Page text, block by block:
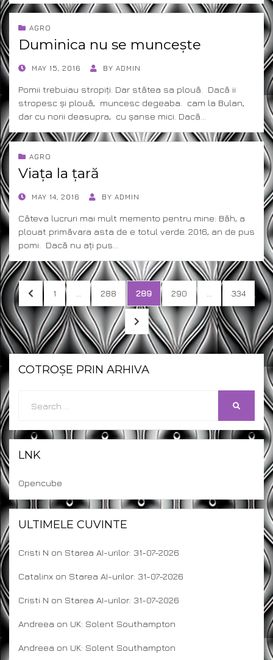
AGRO
Duminica nu se muncește
POSTEDMAY 15, 2016 BY ADMIN
Pomii trebuiau stropiți. Dar stătea sa plouă. Dacă ii
stropesc și plouă, muncesc degeaba. cam la Bulan,
dar cu norii deasupra, cu șanse mici. Dacă…
AGRO
Viața la țară
POSTEDMAY 14, 2016 BY ADMIN
Câteva lucruri mai mult memento pentru mine: Băh, a
plouat primăvara asta de e totul verde. 2016, an de pus
pomi. Dacă nu ați pus…
Posts
pagination
PREVIOUS
PAGE
PAGE
1 PAGE
288 PAGE
289 PAGE
290 PAGE
334
NEXT
PAGE
COTROȘE PRIN ARHIVA
SEARCH
LNK
Opencube
ULTIMELE CUVINTE
Cristi N on Starea AI-urilor: 31-07-2026
Catalinx on Starea AI-urilor: 31-07-2026
Cristi N on Starea AI-urilor: 31-07-2026
Andreea on UK: Solent Southampton
Andreea on UK: Solent Southampton